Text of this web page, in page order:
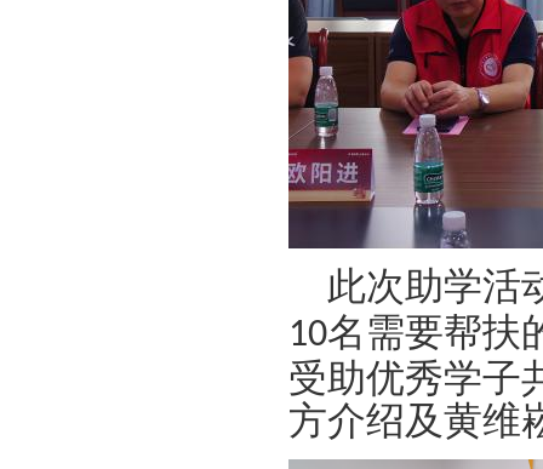
此次助学活
10名需要帮扶
受助优秀学子
方介绍及黄维